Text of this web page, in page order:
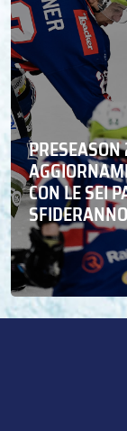
CON LE SEI